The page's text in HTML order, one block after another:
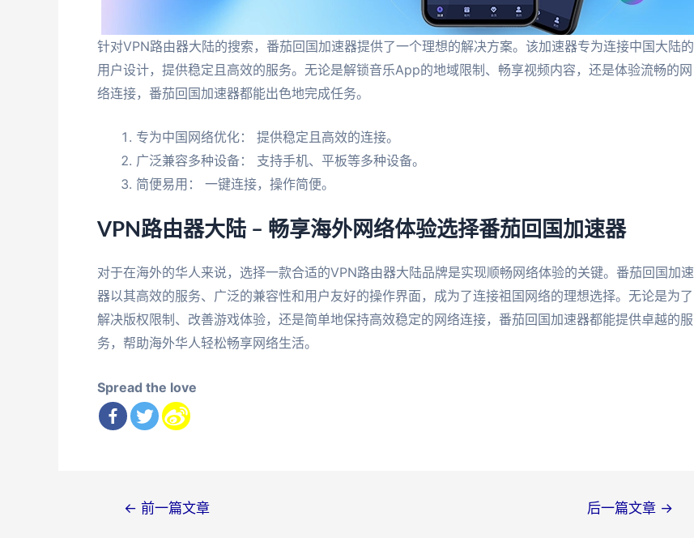
针对VPN路由器大陆的搜索，番茄回国加速器提供了一个理想的解决方案。该加速器专为连接中国大陆的
用户设计，提供稳定且高效的服务。无论是解锁音乐App的地域限制、畅享视频内容，还是体验流畅的网
络连接，番茄回国加速器都能出色地完成任务。
专为中国网络优化： 提供稳定且高效的连接。
广泛兼容多种设备： 支持手机、平板等多种设备。
简便易用： 一键连接，操作简便。
VPN路由器大陆 – 畅享海外网络体验选择番茄回国加速器
对于在海外的华人来说，选择一款合适的VPN路由器大陆品牌是实现顺畅网络体验的关键。番茄回国加速
器以其高效的服务、广泛的兼容性和用户友好的操作界面，成为了连接祖国网络的理想选择。无论是为了
解决版权限制、改善游戏体验，还是简单地保持高效稳定的网络连接，番茄回国加速器都能提供卓越的服
务，帮助海外华人轻松畅享网络生活。
Spread the love
← 前一篇文章 后一篇文章 →